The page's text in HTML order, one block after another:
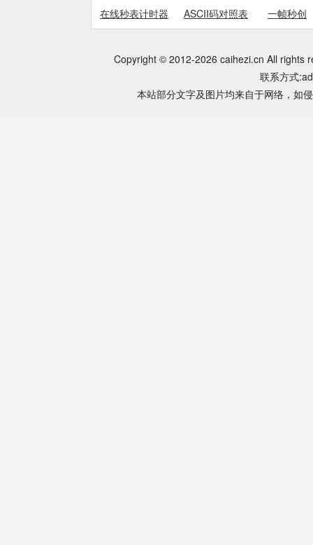
在线秒表计时器
ASCII码对照表 一帧秒创
Copyright © 2012-2026 caihezi.cn All rights
联系方式
本站部分文字及图片均来自于网络，如